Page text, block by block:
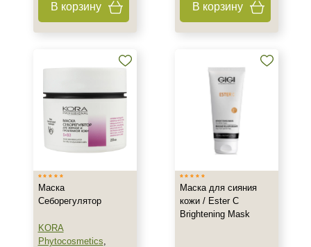
Чувствительная
Восстановление
Очищение
Показать еще
Результат
Гладкость
Обновление клеток
Показать еще
В корзину В корзину
Маска
Себорегулятор
KORA
Phytocosmetics,
Маска для сияния
кожи / Ester C
Brightening Mask